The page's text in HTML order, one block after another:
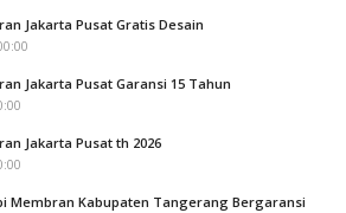
Jakarta Pusat Gratis Desain
Jakarta Pusat Garansi 15 Tahun
Jakarta Pusat th 2026
Membran Kabupaten Tangerang Bergaransi